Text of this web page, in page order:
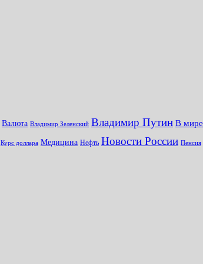
Валюта Владимир Зеленский Владимир Путин В мире
Курс доллара Медицина Нефть Новости России Пенсия